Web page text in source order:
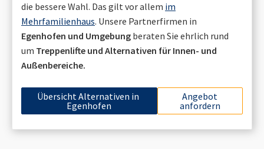
die bessere Wahl. Das gilt vor allem im
Mehrfamilienhaus. Unsere Partnerfirmen in
Egenhofen und Umgebung beraten Sie ehrlich rund
um Treppenlifte und Alternativen für Innen- und
Außenbereiche.
Übersicht Alternativen in
Egenhofen
Angebot
anfordern